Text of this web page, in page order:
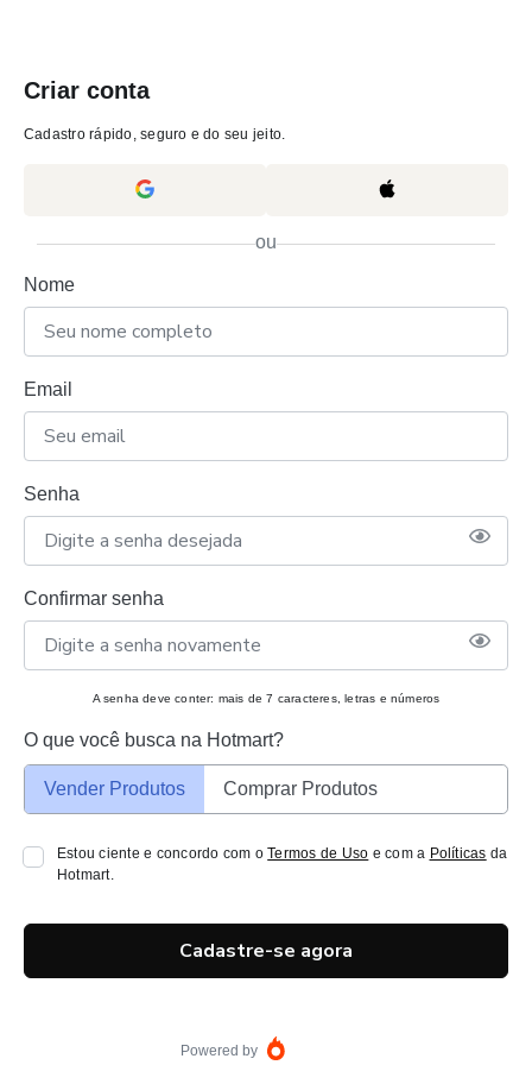
Criar conta
Cadastro rápido, seguro e do seu jeito.
ou
Nome
Email
Senha
Confirmar senha
A senha deve conter: mais de 7 caracteres, letras e números
O que você busca na Hotmart?
Vender Produtos Comprar Produtos
Estou ciente e concordo com oTermos de Uso e com a Políticas da
Hotmart.
Cadastre-se agora
Powered by